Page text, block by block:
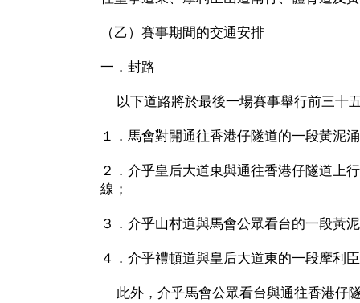
（乙）賽事期間的交通安排
一．封路
以下道路將於最後一場賽事舉行前三十
１．馬會對開通往香港仔隧道的一段黃泥
２．介乎皇后大道東與通往香港仔隧道上
線；
３．介乎山村道與馬會公眾看台的一段黃
４．介乎禮頓道與皇后大道東的一段摩利
此外，介乎馬會公眾看台與通往香港仔